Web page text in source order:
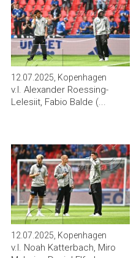
12.07.2025, Kopenhagen
v.l. Alexander Roessing-
Lelesiit, Fabio Balde (...
12.07.2025, Kopenhagen
v.l. Noah Katterbach, Miro